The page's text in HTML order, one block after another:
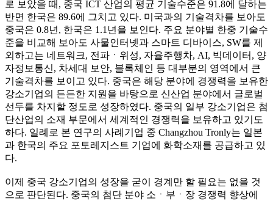
로 보았을 때, 중국 ICT 산업의 평균 기술수준은 91.8에 달하는
반면 한국은 89.6에 그치고 있다. 미국과의 기술격차를 보아도
중국은 0.8년, 한국은 1.1년을 보인다. 주요 분야별 한중 기술수
준을 비교해 보아도 사물인터넷과 스마트 디바이스, SW를 제
외하고는 네트워크, 전파ㆍ위성, 자율주행차, AI, 빅데이터, 양
자정보통신, 차세대 보안, 블록체인 등 대부분의 영역에서 큰
기술격차를 보이고 있다. 중국은 해당 분야에 경쟁력을 보유한
강소기업의 든든한 지원을 바탕으로 신산업 분야에서 글로벌
선두를 차지할 정도로 성장하였다. 중국의 일부 강소기업은 첨
단산업의 소재 부문에서 세계적인 경쟁력을 보유하고 있기도
하다. 일례로 본 연구의 사례기업 중 Changzhou Tronly는 일본
과 한국의 주요 포토레지스트 기업에 화학소재를 공급하고 있
다.
이제 중국 강소기업의 성장을 굳이 경계만 할 필요는 없을 것
으로 판단된다. 중국의 첨단 분야 소ㆍ부ㆍ장 경쟁력 향상에